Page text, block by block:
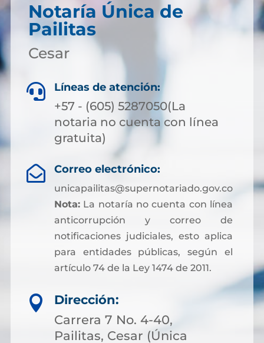
Notaría Única de
Pailitas
Cesar
 Líneas de atención:
+57 - (605) 5287050(La
notaria no cuenta con línea
gratuita)
 Correo electrónico:
unicapailitas@supernotariado.gov.co
Nota:La notaría no cuenta con línea
anticorrupción y correo de
notificaciones judiciales, esto aplica
para entidades públicas, según el
artículo 74 de la Ley 1474 de 2011.

Dirección:
Carrera 7 No. 4-40,
Pailitas, Cesar (Única